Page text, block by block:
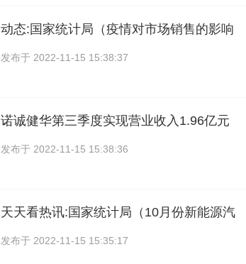
动态:国家统计局（疫情对市场销售的影响
发布于 2022-11-15 15:38:37
诺诚健华第三季度实现营业收入1.96亿元
发布于 2022-11-15 15:38:36
天天看热讯:国家统计局（10月份新能源汽
发布于 2022-11-15 15:35:17